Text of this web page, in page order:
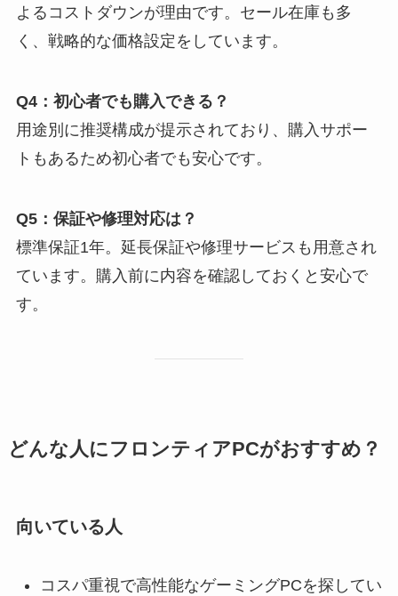
よるコストダウンが理由です。セール在庫も多
く、戦略的な価格設定をしています。
Q4：初心者でも購入できる？
用途別に推奨構成が提示されており、購入サポー
トもあるため初心者でも安心です。
Q5：保証や修理対応は？
標準保証1年。延長保証や修理サービスも用意され
ています。購入前に内容を確認しておくと安心で
す。
どんな人にフロンティアPCがおすすめ？
向いている人
コスパ重視で高性能なゲーミングPCを探してい